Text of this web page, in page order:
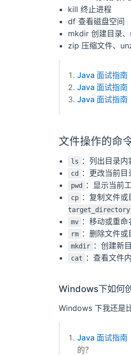
kill 终止进程
df 查看磁盘空间
mkdir 创建目录
zip 压缩文件、
Java 面试指南
Java 面试指南
Java 面试指南
文件操作的命
ls ：列出目录内
cd ：更改当前目
pwd ：显示当前
cp ：复制文件或
target_directory
mv ：移动或重命
rm ：删除文件或
mkdir ：创建新目
cat ：查看文件内
Windows下如何
Windows 下我还是
Java 面试指南
的？